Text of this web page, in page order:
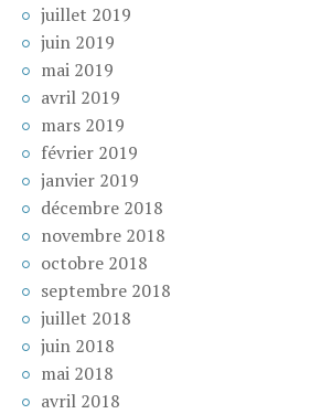
juillet 2019
juin 2019
mai 2019
avril 2019
mars 2019
février 2019
janvier 2019
décembre 2018
novembre 2018
octobre 2018
septembre 2018
juillet 2018
juin 2018
mai 2018
avril 2018